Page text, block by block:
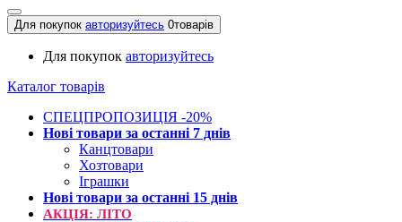
Для покупок авторизуйтесь 0товарів
Для покупок авторизуйтесь
Каталог товарів
СПЕЦПРОПОЗИЦІЯ -20%
Нові товари за останнi 7 днiв
Канцтовари
Хозтовари
Іграшки
Нові товари за останнi 15 днiв
АКЦІЯ: ЛІТО